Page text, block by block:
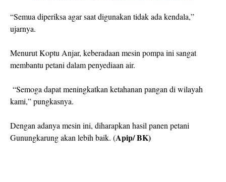
“Semua diperiksa agar saat digunakan tidak ada kendala,”
ujarnya.
Menurut Koptu Anjar, keberadaan mesin pompa ini sangat
membantu petani dalam penyediaan air.
“Semoga dapat meningkatkan ketahanan pangan di wilayah
kami,” pungkasnya.
Dengan adanya mesin ini, diharapkan hasil panen petani
Gunungkarung akan lebih baik. (Apip/ BK)